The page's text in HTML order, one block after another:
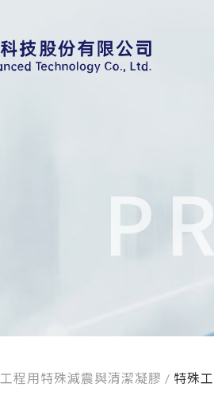
工程用特殊減震與清潔凝膠 / 特殊